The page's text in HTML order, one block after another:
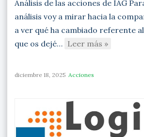
Análisis de las acciones de IAG
análisis voy a mirar hacia la
a ver qué ha cambiado referente
que os dejé… Leer más »
diciembre 18, 2025 Acciones